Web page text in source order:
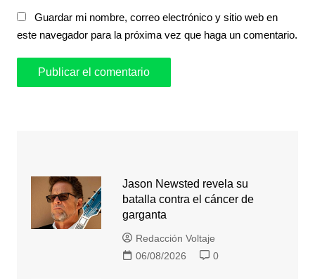
Guardar mi nombre, correo electrónico y sitio web en
este navegador para la próxima vez que haga un comentario.
Jason Newsted revela su
batalla contra el cáncer de
garganta
Redacción Voltaje
06/08/2026
0